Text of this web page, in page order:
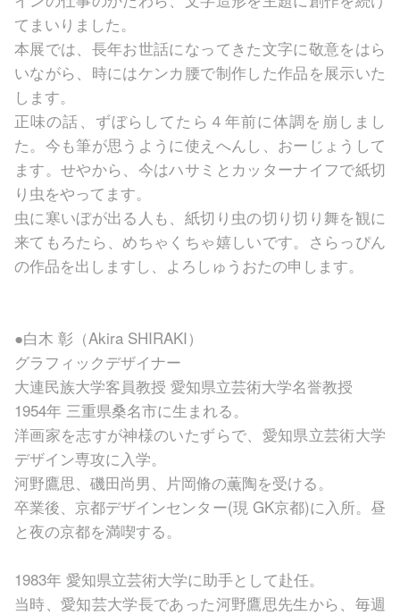
てまいりました。
本展では、長年お世話になってきた文字に敬意をはら
いながら、時にはケンカ腰で制作した作品を展示いた
します。
正味の話、ずぼらしてたら４年前に体調を崩しまし
た。今も筆が思うように使えへんし、おーじょうして
ます。せやから、今はハサミとカッターナイフで紙切
り虫をやってます。
虫に寒いぼが出る人も、紙切り虫の切り切り舞を観に
来てもろたら、めちゃくちゃ嬉しいです。さらっぴん
の作品を出しますし、よろしゅうおたの申します。
●白木 彰（Akira SHIRAKI）
グラフィックデザイナー
大連民族大学客員教授 愛知県立芸術大学名誉教授
1954年 三重県桑名市に生まれる。
洋画家を志すが神様のいたずらで、愛知県立芸術大学
デザイン専攻に入学。
河野鷹思、磯田尚男、片岡脩の薫陶を受ける。
卒業後、京都デザインセンター(現 GK京都)に入所。昼
と夜の京都を満喫する。
1983年 愛知県立芸術大学に助手として赴任。
当時、愛知芸大学長であった河野鷹思先生から、毎週